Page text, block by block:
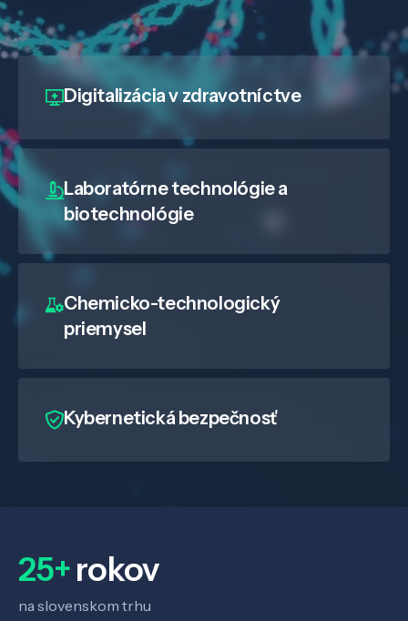
Veda a výskum
Digitalizáciav zdravotníctve
Laboratórne technológie a
biotechnológie
Chemicko-technologický
priemysel
Kybernetická bezpečnosť
25+rokov
na slovenskom trhu